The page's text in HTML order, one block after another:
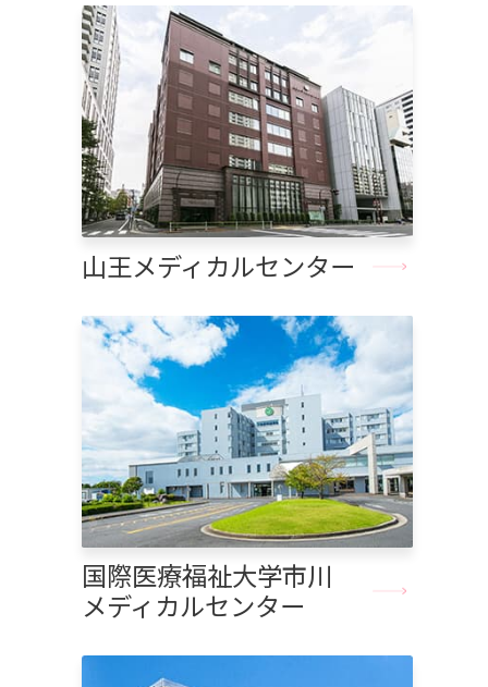
山王メディカルセンター
国際医療福祉大学市川
メディカルセンター